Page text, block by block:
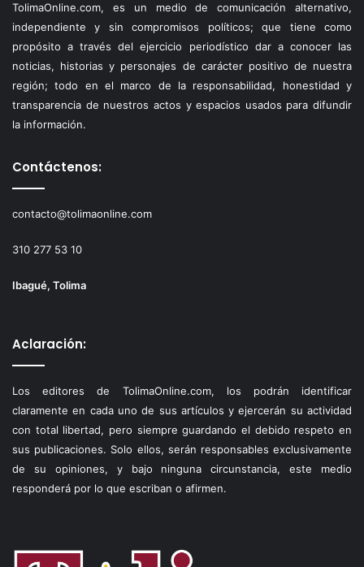
TolimaOnline.com, es un medio de comunicación alternativo,
independiente y sin compromisos políticos; que tiene como
propósito a través del ejercicio periodístico dar a conocer las
noticias, historias y personajes de carácter positivo de nuestra
región; todo en el marco de la responsabilidad, honestidad y
transparencia de nuestros actos y espacios usados para difundir
la información.
Contáctenos:
contacto@tolimaonline.com
310 277 53 10
Ibagué, Tolima
Aclaración:
Los editores de TolimaOnline.com, los podrán identificar
claramente en cada uno de sus artículos y ejercerán su actividad
con total libertad, pero siempre guardando el debido respeto en
sus publicaciones. Solo ellos, serán responsables exclusivamente
de su opiniones, y bajo ninguna circunstancia, este medio
responderá por lo que escriban o afirmen.